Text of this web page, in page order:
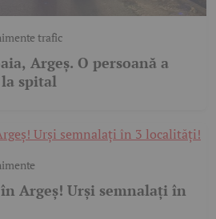
trafic
Argeș. O persoană a
spital
Argeș! Urși semnalați în